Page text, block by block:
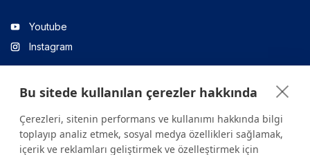
Youtube
Instagram
Linkedin
Bu sitede kullanılan çerezler hakkında
Çerezleri, sitenin performans ve kullanımı hakkında bilgi
toplayıp analiz etmek, sosyal medya özellikleri sağlamak,
içerik ve reklamları geliştirmek ve özelleştirmek için